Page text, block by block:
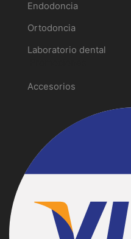
Endodoncia
Ortodoncia
Laboratorio dental
Accesorios